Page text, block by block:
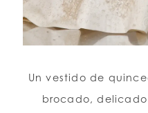
Un vestido de
brocado,